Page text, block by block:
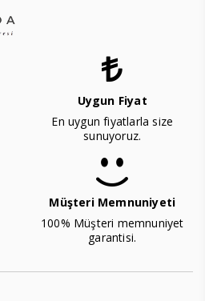
Uygun Fiyat
En uygun fiyatlarla size
sunuyoruz.
Müşteri Memnuniyeti
100% Müşteri memnuniyet
garantisi.